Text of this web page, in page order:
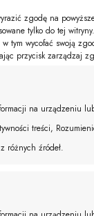
zgodę na
tylko do tej
tym wycofać swoją
przycisk zarządzaj
na urządzeniu
treści,
różnych źródeł.